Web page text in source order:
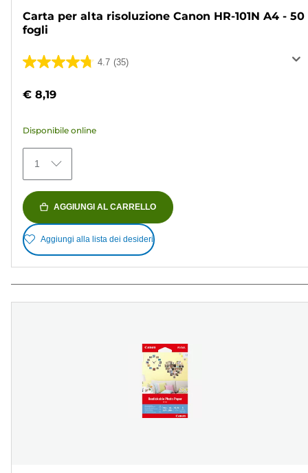
Carta per alta risoluzione Canon HR-101N A4 - 50
fogli
4.7 (35)
4.7
5
35
recensioni
€ 8,19
Disponibile online
1
AGGIUNGI AL CARRELLO
Aggiungi alla lista dei desideri